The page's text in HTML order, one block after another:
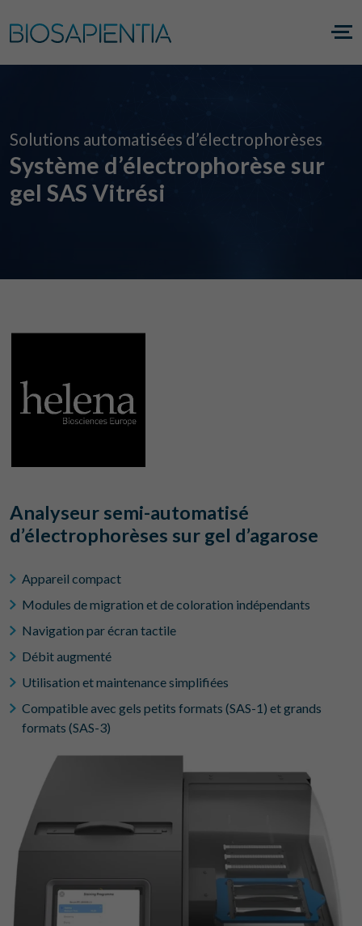
Solutions automatisées d’électrophorèses
Système d’électrophorèse sur
gel SAS Vitrési
Analyseur semi-automatisé
d’électrophorèses sur gel d’agarose
Appareil compact
Modules de migration et de coloration indépendants
Navigation par écran tactile
Débit augmenté
Utilisation et maintenance simplifiées
Compatible avec gels petits formats (SAS-1) et grands
formats (SAS-3)